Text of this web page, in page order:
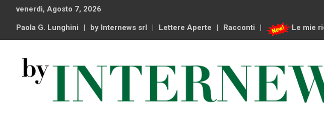
content
venerdì, Agosto 7, 2026
Paola G. Lunghini by Internews srl Lettere Aperte Racconti Le mie